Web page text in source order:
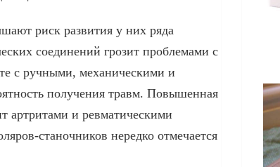
риск развития у них ряда
соединений грозит проблемами с
с ручными, механическими и
получения травм. Повышенная
артритами и ревматическими
станочников нередко отмечается